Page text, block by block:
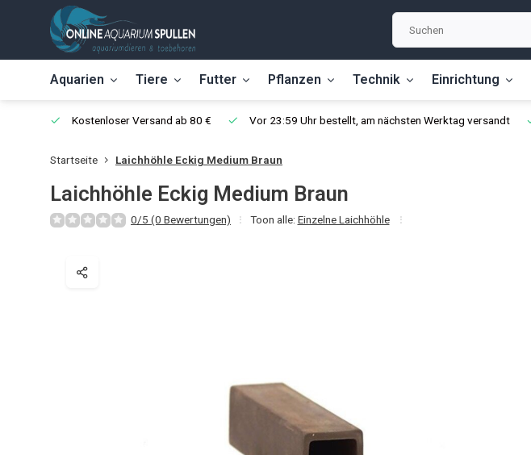
Aquarien Tiere Futter Pflanzen Technik Einrichtung
Kostenloser Versand ab 80 € Vor 23:59 Uhr bestellt, am nächsten Werktag versandt
Startseite Laichhöhle Eckig Medium Braun
Laichhöhle Eckig Medium Braun
0/5 (0 Bewertungen) Toon alle: Einzelne Laichhöhle